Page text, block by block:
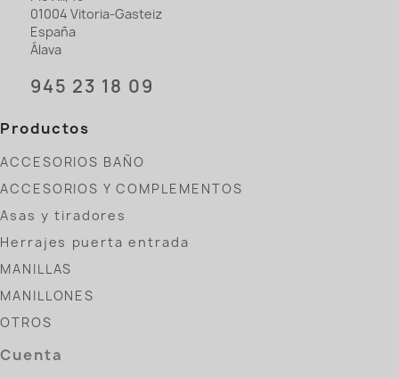
01004 Vitoria-Gasteiz
España
Álava
945 23 18 09
Productos
ACCESORIOS BAÑO
ACCESORIOS Y COMPLEMENTOS
Asas y tiradores
Herrajes puerta entrada
MANILLAS
MANILLONES
OTROS
Cuenta